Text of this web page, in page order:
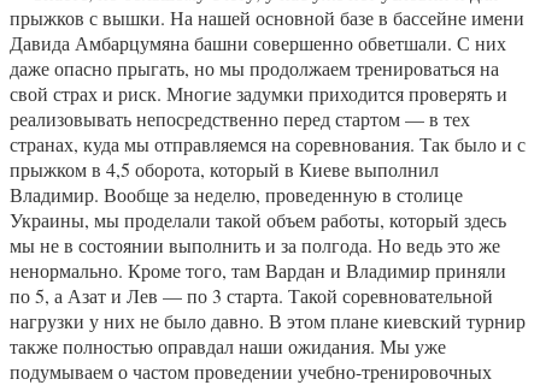
прыжков с вышки. На нашей основной базе в бассейне имени
Давида Амбарцумяна башни совершенно обветшали. С них
даже опасно прыгать, но мы продолжаем тренироваться на
свой страх и риск. Многие задумки приходится проверять и
реализовывать непосредственно перед стартом — в тех
странах, куда мы отправляемся на соревнования. Так было и с
прыжком в 4,5 оборота, который в Киеве выполнил
Владимир. Вообще за неделю, проведенную в столице
Украины, мы проделали такой объем работы, который здесь
мы не в состоянии выполнить и за полгода. Но ведь это же
ненормально. Кроме того, там Вардан и Владимир приняли
по 5, а Азат и Лев — по 3 старта. Такой соревновательной
нагрузки у них не было давно. В этом плане киевский турнир
также полностью оправдал наши ожидания. Мы уже
подумываем о частом проведении учебно-тренировочных